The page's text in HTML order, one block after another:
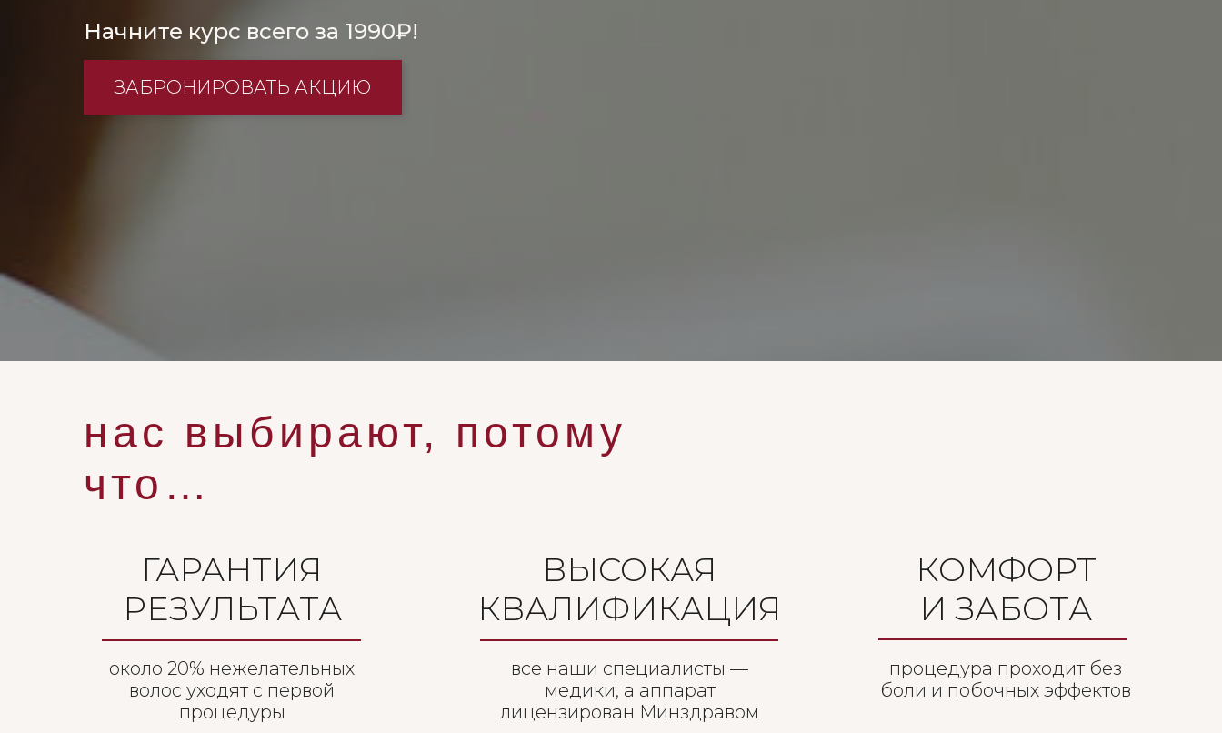
Начните курс всего за 1990₽!
ЗАБРОНИРОВАТЬ АКЦИЮ
ГАРАНТИЯ
РЕЗУЛЬТАТА
около 20% нежелательных
волос уходят с первой
процедуры
ВЫСОКАЯ
КВАЛИФИКАЦИЯ
все наши специалисты —
медики, а аппарат
лицензирован Минздравом
КОМФОРТ
И ЗАБОТА
процедура проходит без
боли и побочных эффектов
нас выбирают, потому
что…